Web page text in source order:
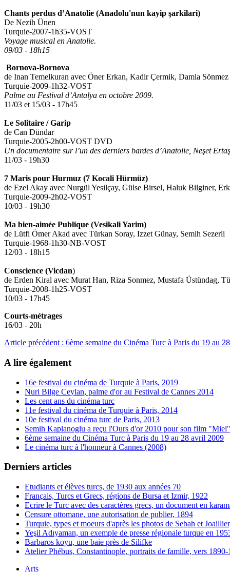
Chants perdus d’Anatolie (Anadolu'nun kayip şarkilari)
De Nezih Ünen
Turquie-2007-1h35-VOST
Voyage musical en Anatolie.
09/03 - 18h15
Bornova-Bornova
de Inan Temelkuran avec Öner Erkan, Kadir Çermik, Damla Sönmez
Turquie-2009-1h32-VOST
Palme au Festival d’Antalya en octobre 2009.
11/03 et 15/03 - 17h45
Le Solitaire / Garip
de Can Dündar
Turquie-2005-2h00-VOST DVD
Un documentaire sur l’un des derniers bardes d’Anatolie, Neşet Ertaş,
11/03 - 19h30
7 Maris pour Hurmuz (7 Kocali Hürmüz)
de Ezel Akay avec Nurgül Yesilçay, Gülse Birsel, Haluk Bilginer,
Turquie-2009-2h02-VOST
10/03 - 19h30
Ma bien-aimée Publique (Vesikali Yarim)
de Lütfi Ömer Akad avec Türkan Soray, Izzet Günay, Semih Sezerli
Turquie-1968-1h30-NB-VOST
12/03 - 18h15
Conscience (Vicdan)
de Erden Kiral avec Murat Han, Riza Sonmez, Mustafa Üstündag,
Turquie-2008-1h25-VOST
10/03 - 17h45
Courts-métrages
16/03 - 20h
Article précédent : 6ème semaine du Cinéma Turc à Paris du 19 au
A lire également
16e festival du cinéma de Turquie à Paris, 2019
Nuri Bilge Ceylan, palme d'or au Festival de Cannes 2014
Les cent ans du cinéma turc
11e festival du cinéma de Turquie à Paris, 2014
10e festival du cinéma turc de Paris, 2013
Semih Kaplanoglu a reçu l'Ours d'or 2010 pour son film "Miel"
6ème semaine du Cinéma Turc à Paris du 19 au 28 avril 2009
Le cinéma turc à l'honneur à Cannes (2008)
Derniers articles
Etudiants et élèves turcs, de 1930 aux années 70
Français, Turcs et Grecs, régions de Bursa et Izmir, 1922
Ecrire le Turc avec des caractères grecs, un document en
Censure ottomane, une autorisation de publier, 1894
Turquie, types et moeurs d'après les photos de Sebah et
Yeşil Adıyaman, un exemple de presse régionale turque en
Barbaros koyu, une baie près de Silifke
Atelier Phébus, Constantinople, portraits de famille, vers 1890-
Arts